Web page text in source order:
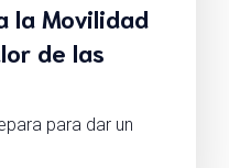
la Movilidad
de las
para dar un